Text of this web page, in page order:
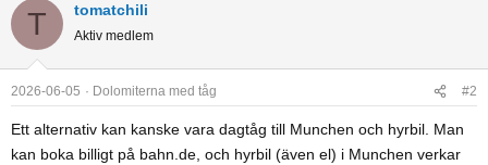
T tomatchili
Aktiv medlem
2026-06-05 Dolomiterna med tåg #2
Ett alternativ kan kanske vara dagtåg till Munchen och hyrbil. Man
kan boka billigt på bahn.de, och hyrbil (även el) i Munchen verkar